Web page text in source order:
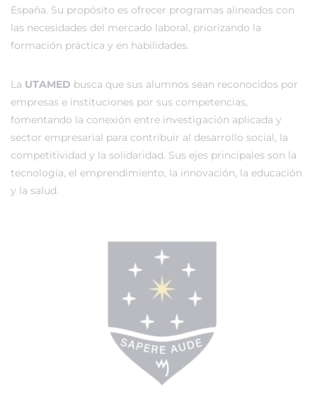
España. Su propósito es ofrecer programas alineados con
las necesidades del mercado laboral, priorizando la
formación práctica y en habilidades.
La UTAMED busca que sus alumnos sean reconocidos por
empresas e instituciones por sus competencias,
fomentando la conexión entre investigación aplicada y
sector empresarial para contribuir al desarrollo social, la
competitividad y la solidaridad. Sus ejes principales son la
tecnología, el emprendimiento, la innovación, la educación
y la salud.